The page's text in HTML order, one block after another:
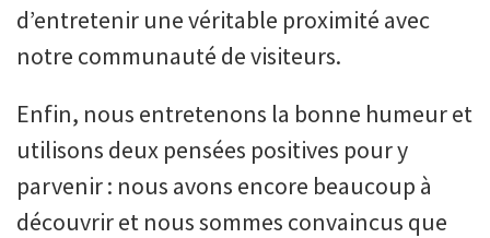
d’entretenir une véritable proximité avec
notre communauté de visiteurs.
Enfin, nous entretenons la bonne humeur et
utilisons deux pensées positives pour y
parvenir : nous avons encore beaucoup à
découvrir et nous sommes convaincus que